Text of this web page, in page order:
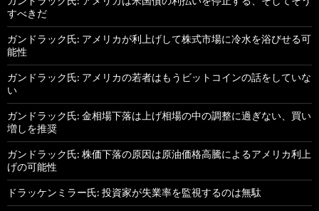
すべきだ
ガンドラック氏: アメリカが利上げして株式市場に冷水を浴びせる可
能性
ガンドラック氏: アメリカの若者はもうビットコインの話をしていな
い
ガンドラック氏: 金相場下落は上げ相場の中の調整に過ぎない、買い
増しを推奨
ガンドラック氏: 株価下落の原因は原油価格高騰によるアメリカ利上
げの可能性
ドラッケンミラー氏: 投資家が失業率を監視するのは無駄